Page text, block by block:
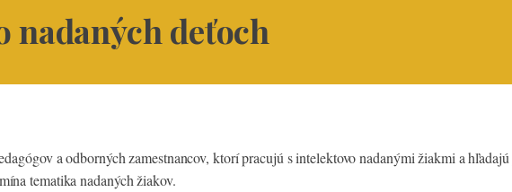
nadaných deťoch
a odborných zamestnancov, ktorí pracujú s intelektovo nadanými žiakmi a
tematika nadaných žiakov.